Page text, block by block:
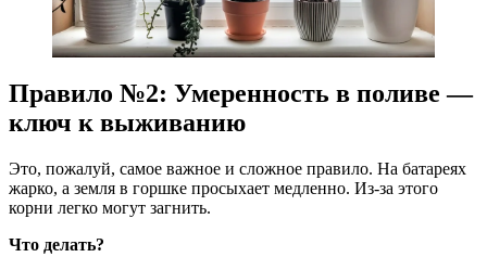
Правило №2: Умеренность в поливе —
ключ к выживанию
Это, пожалуй, самое важное и сложное правило. На батареях
жарко, а земля в горшке просыхает медленно. Из-за этого
корни легко могут загнить.
Что делать?